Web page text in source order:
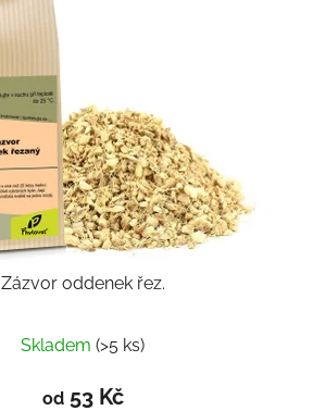
Zázvor oddenek řez.
Skladem (>5 ks)
od53 Kč